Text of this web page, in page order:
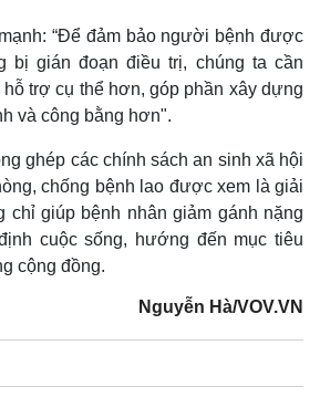
Ô tô - Xe máy
Ô tô
Xe máy
Tư vấn
“Để đảm bảo người bệnh được
bị gián đoạn điều trị, chúng ta cần
trợ cụ thể hơn, góp phần xây dựng
và công bằng hơn".
ghép các chính sách an sinh xã hội
chống bệnh lao được xem là giải
chỉ giúp bệnh nhân giảm gánh nặng
cuộc sống, hướng đến mục tiêu
cộng đồng.
Nguyễn Hà/VOV.VN